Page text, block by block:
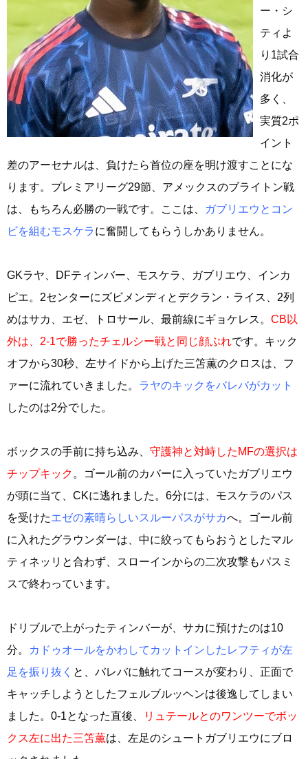
ー・シ
ティよ
り1試合
消化が
多く、
実質2ポ
イント
差のアーセナルは、負けたら首位の座を明け渡すことにな
ります。プレミアリーグ29節、アメックスのブライトン戦
は、もちろん必勝の一戦です。ここは、
ガブリエウとコン
ビを組むモスケラに奮闘してもらうしかありません。
GKラヤ、DFティンバー、モスケラ、ガブリエウ、インカ
ピエ。2センターにズビメンディとデクラン・ライス、2列
めはサカ、エゼ、トロサール、最前線にギョケレス。 CB以
外は、2-1で勝ったチェルシー戦と同じ顔ぶれです。キック
オフから30秒、左サイドから上げた三笘薫のクロスは、フ
ァーに流れていきました。 ラヤのキックをバレバがカット
したのは2分でした。
ボックスの手前に持ち込み、 守護神と対峙したMFの選択は
チップキック 。ゴール前のカバーに入っていたガブリエウ
が頭に当て、CKに逃れました。6分には、モスケラのパス
を受けたエゼの素晴らしいスルーパスがサカへ。ゴール前
に入れたグラウンダーは、中に絞ってもらおうとしたマル
ティネッリと合わず、スローインからの二次攻撃もパスミ
スで終わっています。
ドリブルで上がったティンバーが、サカに預けたのは10
分。
カドゥオールをかわしてカットインしたレフティが左
足を振り抜く と、バレバに触れてコースが変わり、正面で
キャッチしようとしたフェルブルッヘンは後逸してしまい
ました。0-1となった直後、
リュテールとのワンツーでボッ
クス左に出た三笘薫は、左足のシュートガブリエウにブロ